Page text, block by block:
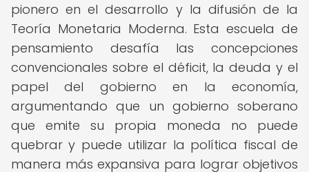
pionero en el desarrollo y la difusión de la
Teoría Monetaria Moderna. Esta escuela de
pensamiento desafía las concepciones
convencionales sobre el déficit, la deuda y el
papel del gobierno en la economía,
argumentando que un gobierno soberano
que emite su propia moneda no puede
quebrar y puede utilizar la política fiscal de
manera más expansiva para lograr objetivos